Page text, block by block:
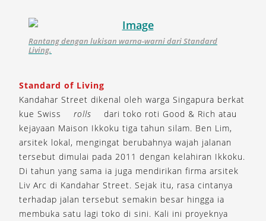
Rantang dengan lukisan warna-warni dari Standard
Living.
Standard of Living
Kandahar Street dikenal oleh warga Singapura berkat
kue Swiss
rolls
dari toko roti Good & Rich atau
kejayaan Maison Ikkoku tiga tahun silam. Ben Lim,
arsitek lokal, mengingat berubahnya wajah jalanan
tersebut dimulai pada 2011 dengan kelahiran Ikkoku.
Di tahun yang sama ia juga mendirikan firma arsitek
Liv Arc di Kandahar Street. Sejak itu, rasa cintanya
terhadap jalan tersebut semakin besar hingga ia
membuka satu lagi toko di sini. Kali ini proyeknya